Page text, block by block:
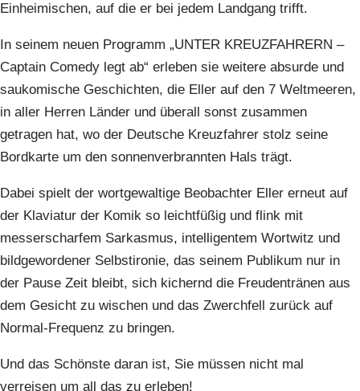
Einheimischen, auf die er bei jedem Landgang trifft.
In seinem neuen Programm „UNTER KREUZFAHRERN –
Captain Comedy legt ab“ erleben sie weitere absurde und
saukomische Geschichten, die Eller auf den 7 Weltmeeren,
in aller Herren Länder und überall sonst zusammen
getragen hat, wo der Deutsche Kreuzfahrer stolz seine
Bordkarte um den sonnenverbrannten Hals trägt.
Dabei spielt der wortgewaltige Beobachter Eller erneut auf
der Klaviatur der Komik so leichtfüßig und flink mit
messerscharfem Sarkasmus, intelligentem Wortwitz und
bildgewordener Selbstironie, das seinem Publikum nur in
der Pause Zeit bleibt, sich kichernd die Freudentränen aus
dem Gesicht zu wischen und das Zwerchfell zurück auf
Normal-Frequenz zu bringen.
Und das Schönste daran ist, Sie müssen nicht mal
verreisen um all das zu erleben!